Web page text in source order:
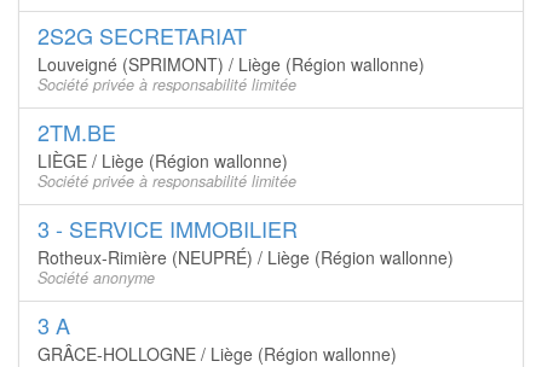
2S2G SECRETARIAT
Louveigné (SPRIMONT) / Liège (Région wallonne)
Société privée à responsabilité limitée
2TM.BE
LIÈGE / Liège (Région wallonne)
Société privée à responsabilité limitée
3 - SERVICE IMMOBILIER
Rotheux-Rimière (NEUPRÉ) / Liège (Région wallonne)
Société anonyme
3 A
GRÂCE-HOLLOGNE / Liège (Région wallonne)